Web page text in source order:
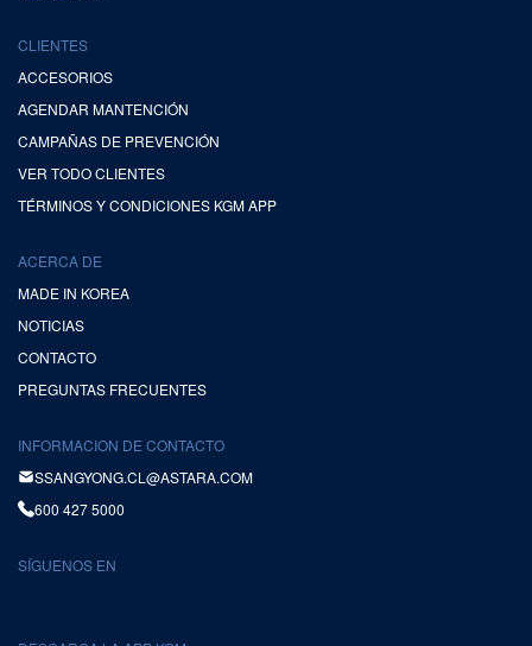
CLIENTES
ACCESORIOS
AGENDAR MANTENCIÓN
CAMPAÑAS DE PREVENCIÓN
VER TODO CLIENTES
TÉRMINOS Y CONDICIONES KGM APP
ACERCA DE
MADE IN KOREA
NOTICIAS
CONTACTO
PREGUNTAS FRECUENTES
INFORMACION DE CONTACTO
SSANGYONG.CL@ASTARA.COM
600 427 5000
SÍGUENOS EN